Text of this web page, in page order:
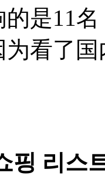
是11
看了
핑 리스